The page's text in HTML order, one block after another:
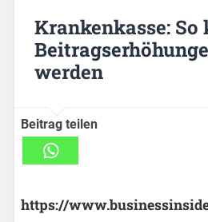
Krankenkasse: So
werden
Beitrag teilen
https://